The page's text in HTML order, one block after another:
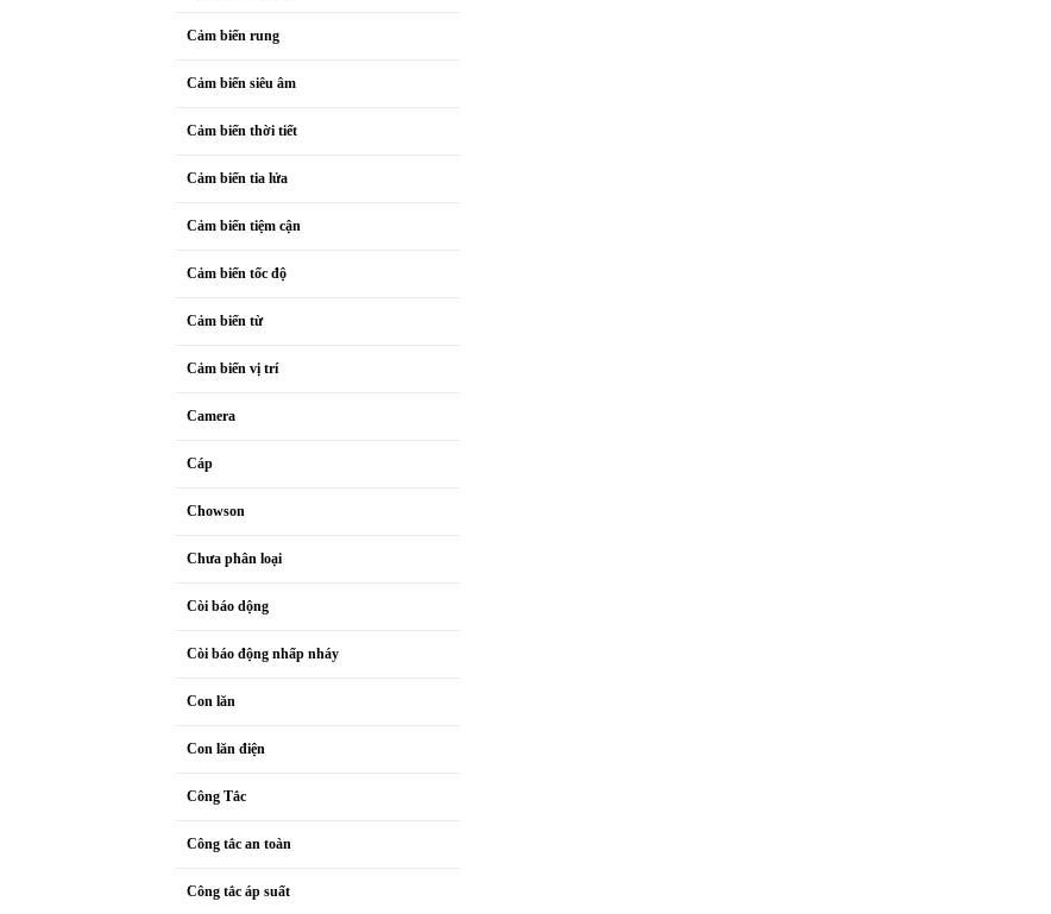
Cảm biến rung
Cảm biến siêu âm
Cảm biến thời tiết
Cảm biến tia lửa
Cảm biến tiệm cận
Cảm biến tốc độ
Cảm biến từ
Cảm biến vị trí
Camera
Cáp
Chowson
Chưa phân loại
Còi báo dộng
Còi báo động nhấp nháy
Con lăn
Con lăn điện
Công Tắc
Công tắc an toàn
Công tắc áp suất